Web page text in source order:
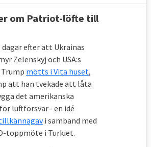
om Patriot-löfte till
dagar efter att Ukrainas
Zelenskyj och USA:s
mötts i Vita huset,
att han tvekade att låta
det amerikanska
luftförsvar– en idé
i samband med
toppmöte i Turkiet.